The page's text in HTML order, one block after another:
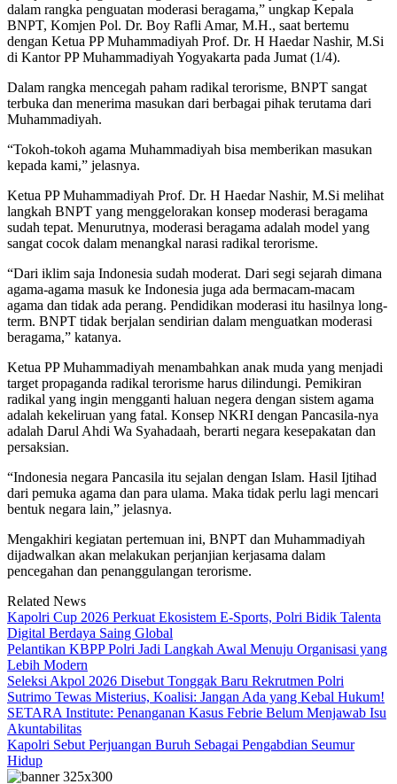
dalam rangka penguatan moderasi beragama,” ungkap Kepala
BNPT, Komjen Pol. Dr. Boy Rafli Amar, M.H., saat bertemu
dengan Ketua PP Muhammadiyah Prof. Dr. H Haedar Nashir, M.Si
di Kantor PP Muhammadiyah Yogyakarta pada Jumat (1/4).
Dalam rangka mencegah paham radikal terorisme, BNPT sangat
terbuka dan menerima masukan dari berbagai pihak terutama dari
Muhammadiyah.
“Tokoh-tokoh agama Muhammadiyah bisa memberikan masukan
kepada kami,” jelasnya.
Ketua PP Muhammadiyah Prof. Dr. H Haedar Nashir, M.Si melihat
langkah BNPT yang menggelorakan konsep moderasi beragama
sudah tepat. Menurutnya, moderasi beragama adalah model yang
sangat cocok dalam menangkal narasi radikal terorisme.
“Dari iklim saja Indonesia sudah moderat. Dari segi sejarah dimana
agama-agama masuk ke Indonesia juga ada bermacam-macam
agama dan tidak ada perang. Pendidikan moderasi itu hasilnya long-
term. BNPT tidak berjalan sendirian dalam menguatkan moderasi
beragama,” katanya.
Ketua PP Muhammadiyah menambahkan anak muda yang menjadi
target propaganda radikal terorisme harus dilindungi. Pemikiran
radikal yang ingin mengganti haluan negera dengan sistem agama
adalah kekeliruan yang fatal. Konsep NKRI dengan Pancasila-nya
adalah Darul Ahdi Wa Syahadaah, berarti negara kesepakatan dan
persaksian.
“Indonesia negara Pancasila itu sejalan dengan Islam. Hasil Ijtihad
dari pemuka agama dan para ulama. Maka tidak perlu lagi mencari
bentuk negara lain,” jelasnya.
Mengakhiri kegiatan pertemuan ini, BNPT dan Muhammadiyah
dijadwalkan akan melakukan perjanjian kerjasama dalam
pencegahan dan penanggulangan terorisme.
Related News
Kapolri Cup 2026 Perkuat Ekosistem E-Sports, Polri Bidik Talenta
Digital Berdaya Saing Global
Pelantikan KBPP Polri Jadi Langkah Awal Menuju Organisasi yang
Lebih Modern
Seleksi Akpol 2026 Disebut Tonggak Baru Rekrutmen Polri
Sutrimo Tewas Misterius, Koalisi: Jangan Ada yang Kebal Hukum!
SETARA Institute: Penanganan Kasus Febrie Belum Menjawab Isu
Akuntabilitas
Kapolri Sebut Perjuangan Buruh Sebagai Pengabdian Seumur
Hidup